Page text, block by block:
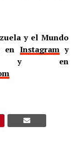
y el Mundo
en Instagramy
en